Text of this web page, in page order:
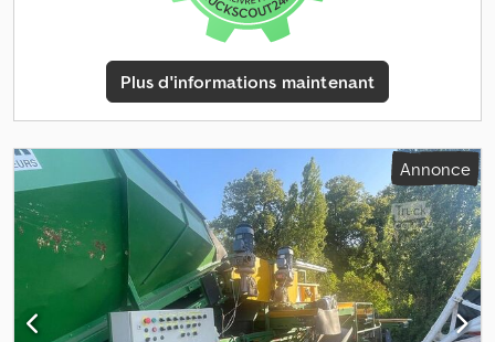
régulation de la pression de compactage, direction du remblai,
système centralisé, hydraulique embarquée, attelage K80,
caméra, pied de support hydraulique, trémie de 7,5 tonnes,
pneumatiques 800/50R30.5, lieu de stockage : chez le client.
Csdpfxozk Dgyj Akboha
Plus d'informations maintenant
Annonce